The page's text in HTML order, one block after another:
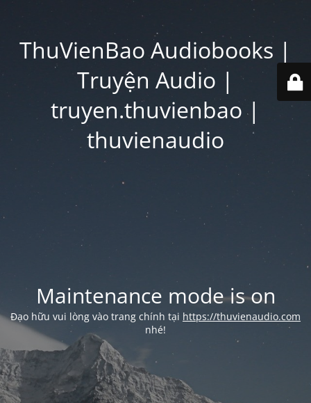
ThuVienBao Audiobooks |
Truyện Audio |
truyen.thuvienbao |
thuvienaudio
Maintenance mode is on
Đạo hữu vui lòng vào trang chính tại https://thuvienaudio.com
nhé!